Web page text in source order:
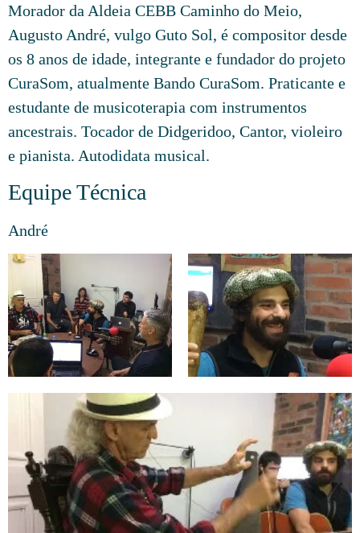
Morador da Aldeia CEBB Caminho do Meio,
Augusto André, vulgo Guto Sol, é compositor desde
os 8 anos de idade, integrante e fundador do projeto
CuraSom, atualmente Bando CuraSom. Praticante e
estudante de musicoterapia com instrumentos
ancestrais. Tocador de Didgeridoo, Cantor, violeiro
e pianista. Autodidata musical.
Equipe Técnica
André